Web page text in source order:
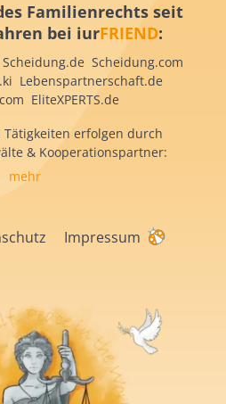
Familienrechts seit
bei iurFRIEND:
Scheidung.com
Lebenspartnerschaft.de
EliteXPERTS.de
erfolgen durch
& Kooperationspartner:
mehr
Impressum